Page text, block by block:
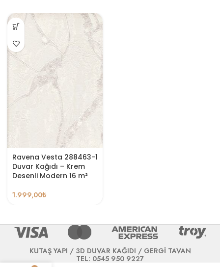
Ravena Vesta 288463-1
Duvar Kağıdı – Krem
Desenli Modern 16 m²
1.999,00₺
KUTAŞ YAPI / 3D DUVAR KAĞIDI / GERGİ TAVAN
TEL: 0545 950 9227